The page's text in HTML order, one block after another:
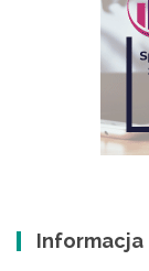
Informacja